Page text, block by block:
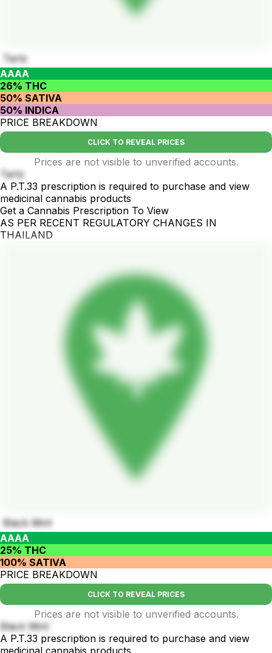
Tartz
AAAA
26% THC
50% SATIVA
50% INDICA
PRICE BREAKDOWN
CLICK TO REVEAL PRICES
Prices are not visible to unverified accounts.
Tartz
A P.T.33 prescription is required to purchase and view
medicinal cannabis products
Get a Cannabis Prescription To View
AS PER RECENT REGULATORY CHANGES IN
THAILAND
Black Mint
AAAA
25% THC
100% SATIVA
PRICE BREAKDOWN
CLICK TO REVEAL PRICES
Prices are not visible to unverified accounts.
Black Mint
A P.T.33 prescription is required to purchase and view